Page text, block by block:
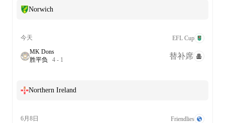
Norwich
今天
EFL Cup
MK Dons
胜平负 4 - 1 替补席
Northern Ireland
6月8日
Friendlies